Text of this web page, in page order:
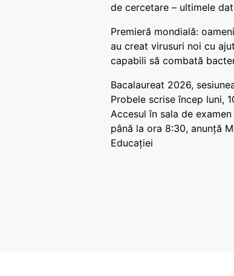
de cercetare – ultimele
Premieră mondială:
au creat virusuri noi cu
capabili să combată
Bacalaureat 2026,
Probele scrise încep luni,
Accesul în sala de
până la ora 8:30, anunță
Educației